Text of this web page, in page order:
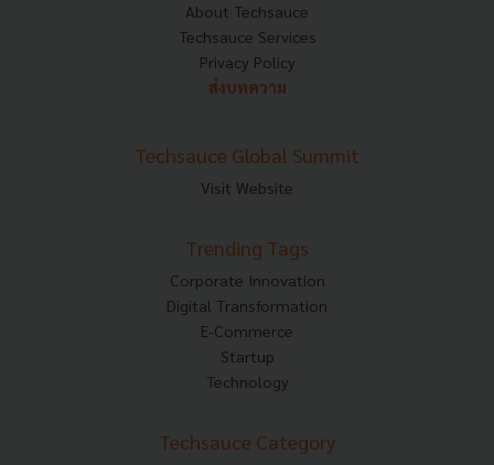
About Techsauce
Techsauce Services
Privacy Policy
ส่งบทความ
Techsauce Global Summit
Visit Website
Trending Tags
Corporate Innovation
Digital Transformation
E-Commerce
Startup
Technology
Techsauce Category